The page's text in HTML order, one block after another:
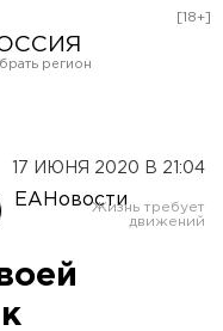
[18+]
17 ИЮНЯ 2020 В 21:04
ЕАНовости